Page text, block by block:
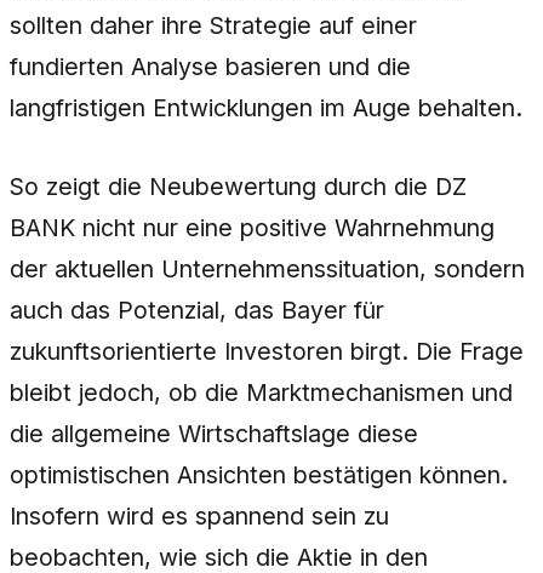
sollten daher ihre Strategie auf einer
fundierten Analyse basieren und die
langfristigen Entwicklungen im Auge behalten.
So zeigt die Neubewertung durch die DZ
BANK nicht nur eine positive Wahrnehmung
der aktuellen Unternehmenssituation, sondern
auch das Potenzial, das Bayer für
zukunftsorientierte Investoren birgt. Die Frage
bleibt jedoch, ob die Marktmechanismen und
die allgemeine Wirtschaftslage diese
optimistischen Ansichten bestätigen können.
Insofern wird es spannend sein zu
beobachten, wie sich die Aktie in den